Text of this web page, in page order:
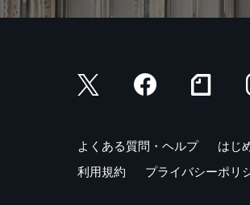
よくある質問・ヘルプ はじ
利用規約
プライバシーポリ